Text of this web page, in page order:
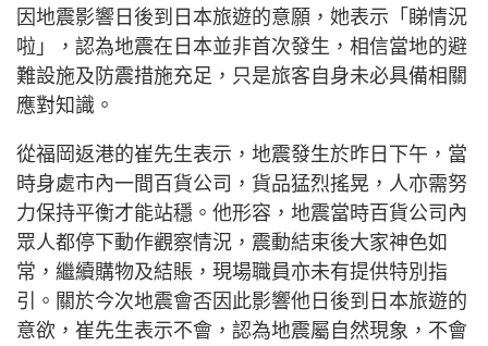
因地震影響日後到日本旅遊的意願，她表示「睇情況
啦」，認為地震在日本並非首次發生，相信當地的避
難設施及防震措施充足，只是旅客自身未必具備相關
應對知識。
從福岡返港的崔先生表示，地震發生於昨日下午，當
時身處市內一間百貨公司，貨品猛烈搖晃，人亦需努
力保持平衡才能站穩。他形容，地震當時百貨公司內
眾人都停下動作觀察情況，震動結束後大家神色如
常，繼續購物及結賬，現場職員亦未有提供特別指
引。關於今次地震會否因此影響他日後到日本旅遊的
意欲，崔先生表示不會，認為地震屬自然現象，不會